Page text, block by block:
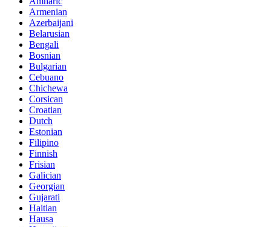
Armenian
Azerbaijani
Belarusian
Bengali
Bosnian
Bulgarian
Cebuano
Chichewa
Corsican
Croatian
Dutch
Estonian
Filipino
Finnish
Frisian
Galician
Georgian
Gujarati
Haitian
Hausa